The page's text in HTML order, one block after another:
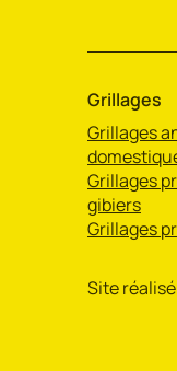
Grillages
Grillages
Grillages
gibiers
Grillages
Site réalisé